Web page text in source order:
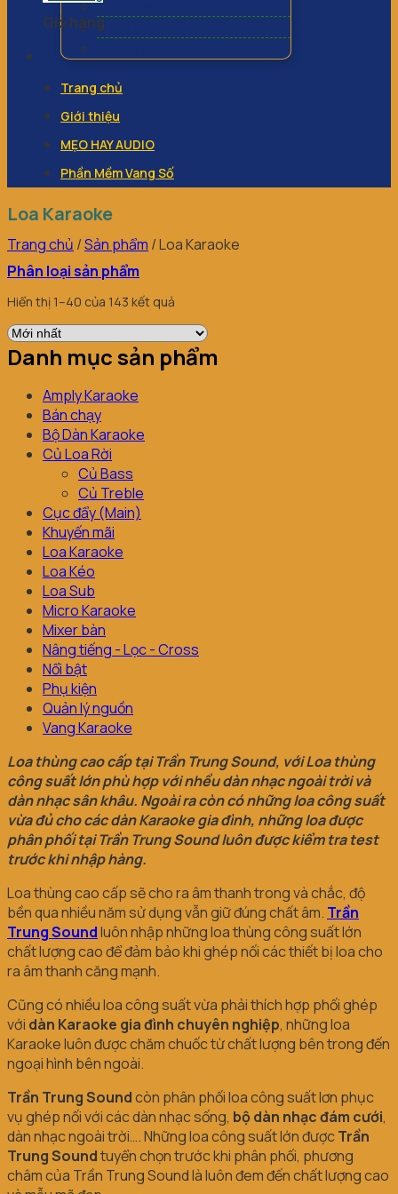
Giỏ hàng
Trang chủ
Giới thiệu
MẸO HAY AUDIO
Phần Mềm Vang Số
Loa Karaoke
Trang chủ /Sản phẩm /Loa Karaoke
Phân loại sản phẩm
Hiển thị 1–40 của 143 kết quả
Danh mục sản phẩm
Amply Karaoke
Bán chạy
Bộ Dàn Karaoke
Củ Loa Rời
Củ Bass
Củ Treble
Cục đẩy (Main)
Khuyến mãi
Loa Karaoke
Loa Kéo
Loa Sub
Micro Karaoke
Mixer bàn
Nâng tiếng - Lọc - Cross
Nổi bật
Phụ kiện
Quản lý nguồn
Vang Karaoke
Loa thùng cao cấp tại Trần Trung Sound, với Loa thùng
công suất lớn phù hợp với nhều dàn nhạc ngoài trời và
dàn nhạc sân khâu. Ngoài ra còn có những loa công suất
vừa đủ cho các dàn Karaoke gia đình, những loa được
phân phối tại Trần Trung Sound luôn được kiểm tra test
trước khi nhập hàng.
Loa thùng cao cấp sẽ cho ra âm thanh trong và chắc, độ
bền qua nhiều năm sử dụng vẫn giữ đúng chất âm. Trần
Trung Soundluôn nhập những loa thùng công suất lớn
chất lượng cao để đảm bảo khi ghép nối các thiết bị loa cho
ra âm thanh căng mạnh.
Cũng có nhiều loa công suất vừa phải thích hợp phối ghép
với dàn Karaoke gia đình chuyên nghiệp, những loa
Karaoke luôn được chăm chuốc từ chất lượng bên trong đến
ngoại hình bên ngoài.
Trần Trung Soundcòn phân phối loa công suất lơn phục
vụ ghép nối với các dàn nhạc sống, bộ dàn nhạc đám cưới,
dàn nhạc ngoài trời…. Những loa công suất lớn đượcTrần
Trung Soundtuyển chọn trước khi phân phối, phương
châm của Trần Trung Sound là luôn đem đến chất lượng cao